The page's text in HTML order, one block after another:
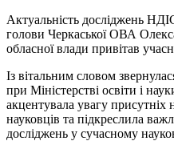
Актуальність досліджень
голови Черкаської ОВА
обласної влади привітав
Із вітальним словом
при Міністерстві освіти і
акцентувала увагу присутніх
науковців та підкреслила
досліджень у сучасному